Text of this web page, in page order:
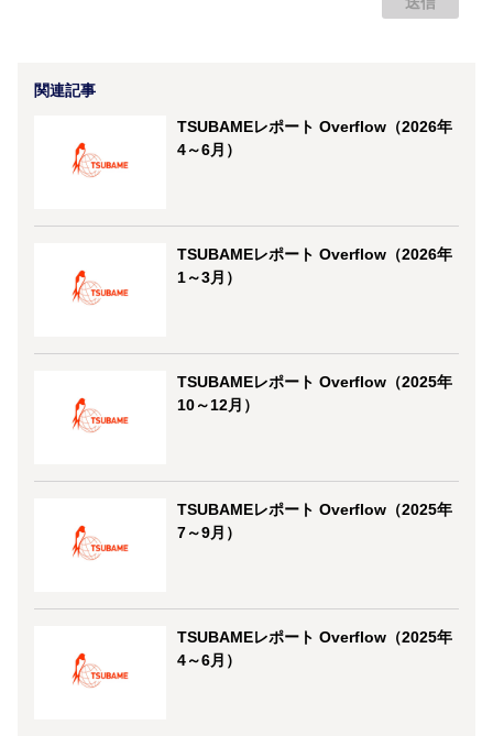
関連記事
TSUBAMEレポート Overflow（2026年
4～6月）
TSUBAMEレポート Overflow（2026年
1～3月）
TSUBAMEレポート Overflow（2025年
10～12月）
TSUBAMEレポート Overflow（2025年
7～9月）
TSUBAMEレポート Overflow（2025年
4～6月）